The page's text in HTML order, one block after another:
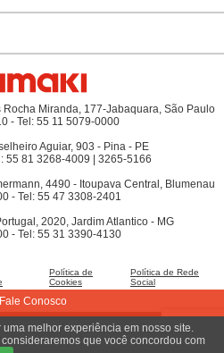
Rocha Miranda, 177-Jabaquara, São Paulo
- Tel: 55 11 5079-0000
Aguiar, 903 - Pina - PE
55 81 3268-4009 | 3265-5166
4490 - Itoupava Central, Blumenau
- Tel: 55 47 3308-2401
2020, Jardim Atlantico - MG
- Tel: 55 31 3390-4130
Política de
Cookies
Política de Rede
Social
COMÉRCIO E IMPORTAÇÃO LTDA
Conosco
melhor experiência em nosso site.
que você concordou com